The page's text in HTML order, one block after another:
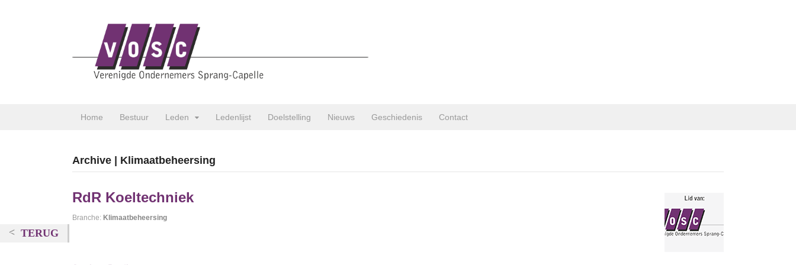
Home Bestuur Leden Ledenlijst Doelstelling Nieuws Geschiedenis Contact
Archive | Klimaatbeheersing
RdR Koeltechniek
Branche: Klimaatbeheersing
TERUG